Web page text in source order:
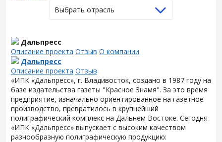
Выбрать отрасль
Дальпресс
Описание проекта Отзыв О компании
Дальпресс
Описание проекта Отзыв
«ИПК «Дальпресс», г. Владивосток, создано в 1987 году на
базе издательства газеты "Красное Знамя". За это время
предприятие, изначально ориентированное на газетное
производство, превратилось в крупнейший
полиграфический комплекс на Дальнем Востоке. Сегодня
«ИПК «Дальпресс» выпускает с высоким качеством
разнообразную полиграфическую продукцию: